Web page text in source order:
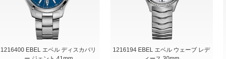
1216400 EBEL エベル ディスカバリ
1216194 EBEL エベル ウェーブ レデ